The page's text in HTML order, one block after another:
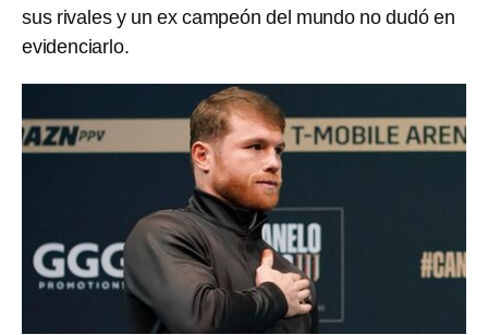
sus rivales y un ex campeón del mundo no dudó en
evidenciarlo.